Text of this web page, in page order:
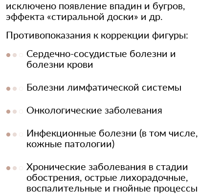
исключено появление впадин и бугров,
эффекта «стиральной доски» и др.
Противопоказания к коррекции фигуры:
Сердечно-сосудистые болезни и
болезни крови
Болезни лимфатической системы
Онкологические заболевания
Инфекционные болезни (в том числе,
кожные патологии)
Хронические заболевания в стадии
обострения, острые лихорадочные,
воспалительные и гнойные процессы